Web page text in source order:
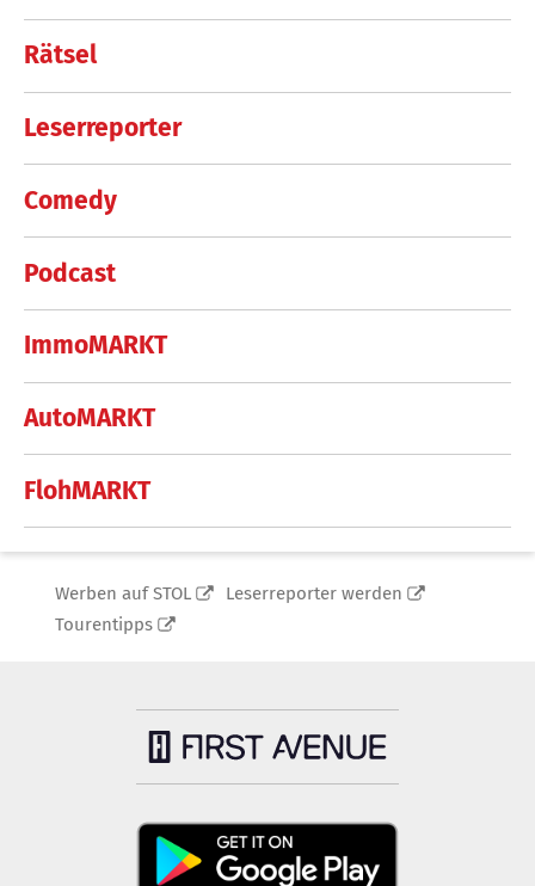
Rätsel
Leserreporter
Comedy
Podcast
ImmoMARKT
AutoMARKT
FlohMARKT
Werben auf STOL
Leserreporter werden
Tourentipps